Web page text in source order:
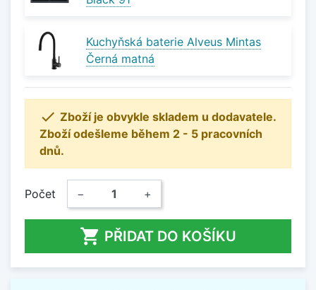
Kuchyňská baterie Alveus Mintas
Černá matná
 Zboží je obvykle skladem u dodavatele.
Zboží odešleme během 2 - 5 pracovních
dnů.
Počet − +
 PŘIDAT DO KOŠÍKU